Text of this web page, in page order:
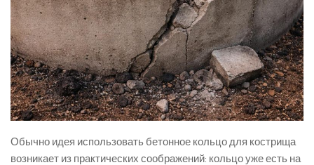
Обычно идея использовать бетонное кольцо для кострища
возникает из практических соображений: кольцо уже есть на